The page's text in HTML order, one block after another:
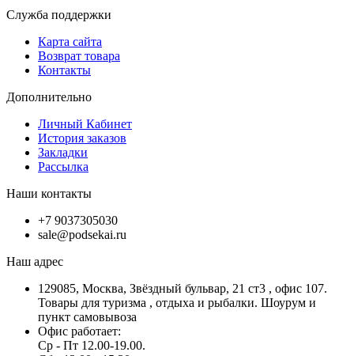
Служба поддержки
Карта сайта
Возврат товара
Контакты
Дополнительно
Личный Кабинет
История заказов
Закладки
Рассылка
Наши контакты
+7 9037305030
sale@podsekai.ru
Наш адрес
129085, Москва, Звёздный бульвар, 21 ст3 , офис 107.
Товары для туризма , отдыха и рыбалки. Шоурум и
пункт самовывоза
Офис работает:
Ср - Пт 12.00-19.00.